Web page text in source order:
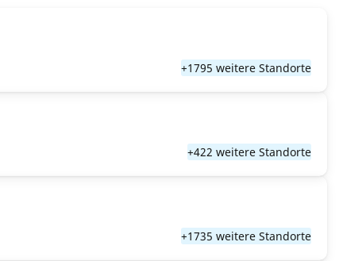
+1795 weitere Standorte
+422 weitere Standorte
+1735 weitere Standorte